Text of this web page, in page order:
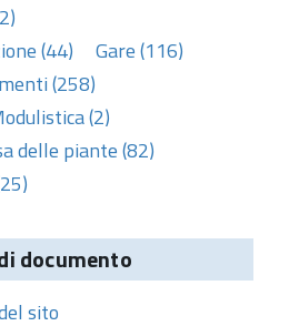
(44)
Gare (116)
(258)
(2)
delle piante (82)
documento
sito